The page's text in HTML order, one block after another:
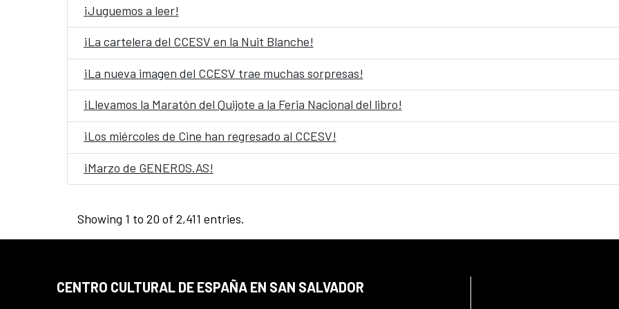
¡Juguemos a leer!
¡La cartelera del CCESV en la Nuit Blanche!
¡La nueva imagen del CCESV trae muchas sorpresas!
¡Llevamos la Maratón del Quijote a la Feria Nacional del libro!
¡Los miércoles de Cine han regresado al CCESV!
¡Marzo de GENEROS.AS!
Showing 1 to 20 of 2,411 entries.
CENTRO CULTURAL DE ESPAÑA EN SAN SALVADOR